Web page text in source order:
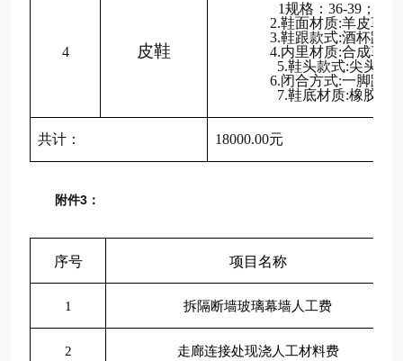
4 皮鞋
1规格：36-39；
2.鞋面材质:羊皮革
3.鞋跟款式:酒杯跟
4.内里材质:合成革
5.鞋头款式:尖头
6.闭合方式:一脚蹬
7.鞋底材质:橡胶
共计： 18000.00元
附件3：
序号 项目名称
1 拆隔断墙玻璃幕墙人工费
2 走廊连接处现浇人工材料费